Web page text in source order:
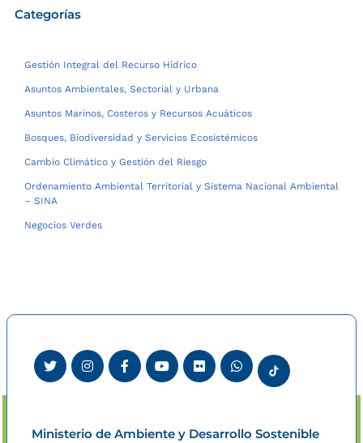
Categorías
Gestión Integral del Recurso Hídrico
Asuntos Ambientales, Sectorial y Urbana
Asuntos Marinos, Costeros y Recursos Acuáticos
Bosques, Biodiversidad y Servicios Ecosistémicos
Cambio Climático y Gestión del Riesgo
Ordenamiento Ambiental Territorial y Sistema Nacional Ambiental
– SINA
Negocios Verdes
Ministerio de Ambiente y Desarrollo Sostenible